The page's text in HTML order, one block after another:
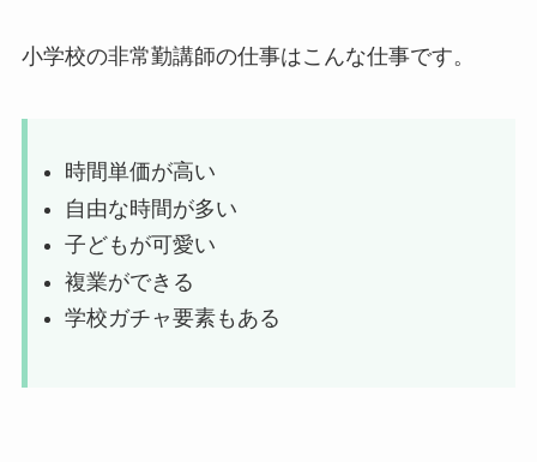
小学校の非常勤講師の仕事はこんな仕事です。
時間単価が高い
自由な時間が多い
子どもが可愛い
複業ができる
学校ガチャ要素もある